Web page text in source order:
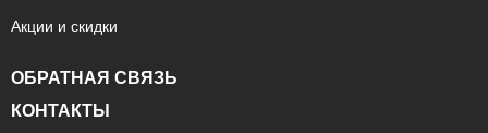
Акции и скидки
ОБРАТНАЯ СВЯЗЬ
КОНТАКТЫ